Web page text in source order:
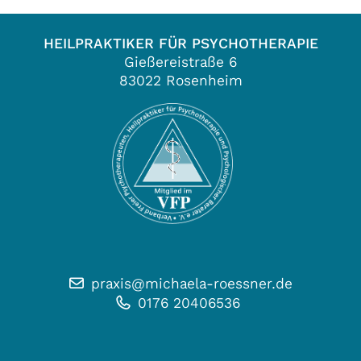
HEILPRAKTIKER FÜR PSYCHOTHERAPIE
Gießereistraße 6
83022 Rosenheim
praxis@michaela-roessner.de
0176 20406536